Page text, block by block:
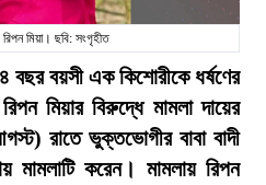
রিপন মিয়া। ছবি: সংগৃহীত
বয়সী এক কিশোরীকে ধর্ষণের
মিয়ার বিরুদ্ধে মামলা দায়ের
রাতে ভুক্তভোগীর বাবা বাদী
মামলাটি করেন। মামলায় রিপন